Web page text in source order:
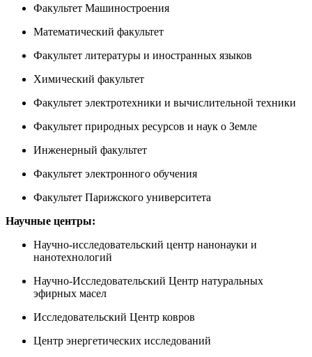
Факультет Машиностроения
Математический факультет
Факультет литературы и иностранных языков
Химический факультет
Факультет электротехники и вычислительной техники
Факультет природных ресурсов и наук о Земле
Инженерный факультет
Факультет электронного обучения
Факультет Парижского университета
Научные центры:
Научно-исследовательский центр нанонауки и
нанотехнологий
Научно-Исследовательский Центр натуральных
эфирных масел
Исследовательский Центр ковров
Центр энергетических исследований